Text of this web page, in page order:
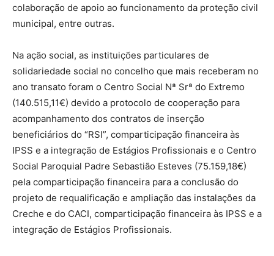
colaboração de apoio ao funcionamento da proteção civil
municipal, entre outras.
Na ação social, as instituições particulares de
solidariedade social no concelho que mais receberam no
ano transato foram o Centro Social Nª Srª do Extremo
(140.515,11€) devido a protocolo de cooperação para
acompanhamento dos contratos de inserção
beneficiários do “RSI”, comparticipação financeira às
IPSS e a integração de Estágios Profissionais e o Centro
Social Paroquial Padre Sebastião Esteves (75.159,18€)
pela comparticipação financeira para a conclusão do
projeto de requalificação e ampliação das instalações da
Creche e do CACI, comparticipação financeira às IPSS e a
integração de Estágios Profissionais.